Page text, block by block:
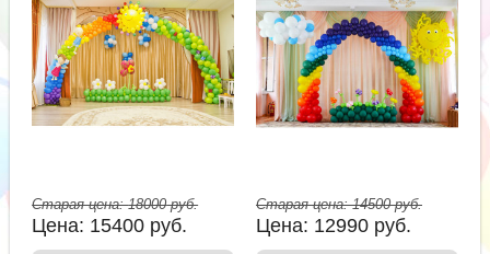
Старая цена:18000руб.
Цена: 15400 руб.
Старая цена:14500руб.
Цена: 12990 руб.